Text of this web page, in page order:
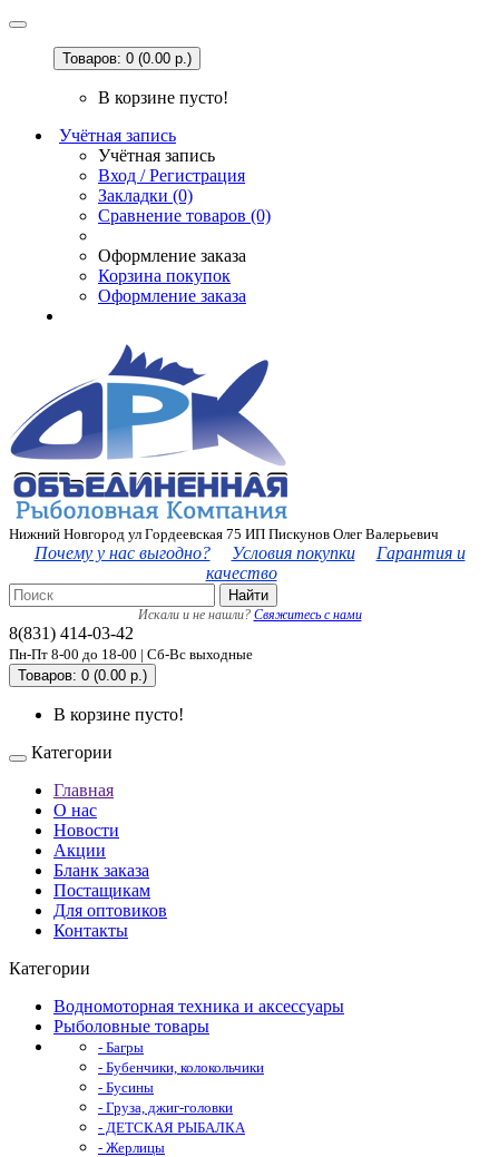
Товаров: 0 (0.00 р.)
В корзине пусто!
Учётная запись
Учётная запись
Вход / Регистрация
Закладки (0)
Сравнение товаров (0)
Оформление заказа
Корзина покупок
Оформление заказа
Нижний Новгород ул Гордеевская 75 ИП Пискунов Олег Валерьевич
Почему у нас выгодно? Условия покупки
Гарантия и
качество
Найти
Искали и не нашли? Свяжитесь с нами
8(831) 414-03-42
Пн-Пт 8-00 до 18-00 | Сб-Вс выходные
Товаров: 0 (0.00 р.)
В корзине пусто!
Категории
Главная
О нас
Новости
Акции
Бланк заказа
Постащикам
Для оптовиков
Контакты
Категории
Водномоторная техника и аксессуары
Рыболовные товары
- Багры
- Бубенчики, колокольчики
- Бусины
- Груза, джиг-головки
- ДЕТСКАЯ РЫБАЛКА
- Жерлицы